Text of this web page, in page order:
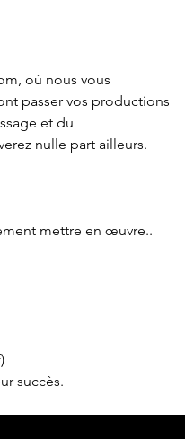
où nous vous
passer vos productions
et du
nulle part ailleurs.
mettre en œuvre..
succès.